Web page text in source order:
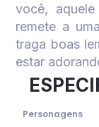
você,
remete a
traga boas
estar
Personagens